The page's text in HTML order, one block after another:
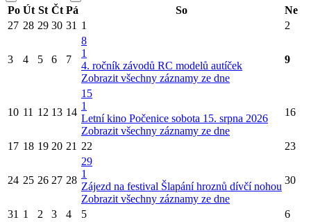
Po Út St Čt Pá So
Ne
27 28 29 30 31 1 2
3 4 5 6 7
8
1
4. ročník závodů RC modelů autíček
Zobrazit všechny záznamy ze dne
9
10 11 12 13 14
15
1
Letní kino Počenice sobota 15. srpna 2026
Zobrazit všechny záznamy ze dne
16
17 18 19 20 21 22 23
24 25 26 27 28
29
1
Zájezd na festival Šlapání hroznů dívčí nohou
Zobrazit všechny záznamy ze dne
30
31 1 2 3 4 5 6